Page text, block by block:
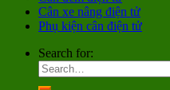
Cân xe nâng điện tử
Phụ kiện cân điện tử
Search for: